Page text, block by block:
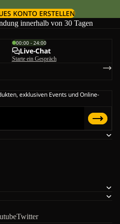
KONTO ERSTELLEN
innerhalb von 30 Tagen
Twitter
00:00 - 24:00
Live-Chat
Starte ein Gespräch
exklusiven Events und Online-